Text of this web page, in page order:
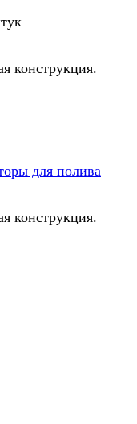
конструкция.
для полива
конструкция.